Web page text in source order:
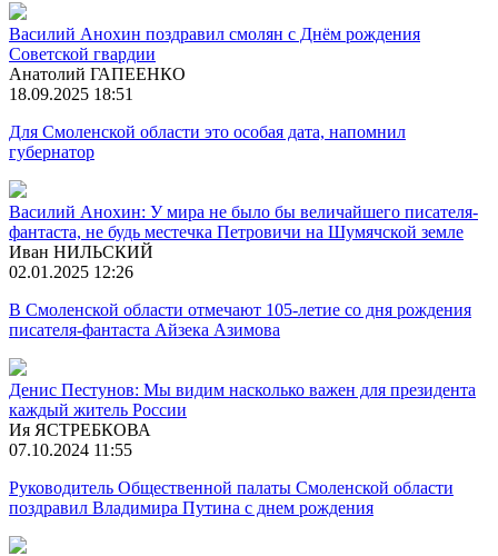
Василий Анохин поздравил смолян с Днём рождения
Советской гвардии
Анатолий ГАПЕЕНКО
18.09.2025 18:51
Для Смоленской области это особая дата, напомнил
губернатор
Василий Анохин: У мира не было бы величайшего писателя-
фантаста, не будь местечка Петровичи на Шумячской земле
Иван НИЛЬСКИЙ
02.01.2025 12:26
В Смоленской области отмечают 105-летие со дня рождения
писателя-фантаста Айзека Азимова
Денис Пестунов: Мы видим насколько важен для президента
каждый житель России
Ия ЯСТРЕБКОВА
07.10.2024 11:55
Руководитель Общественной палаты Смоленской области
поздравил Владимира Путина с днем рождения